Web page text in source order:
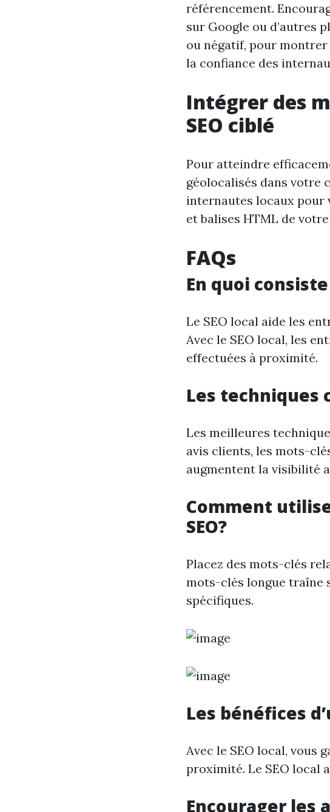
référencement.
sur Google ou d’autres
ou négatif, pour
la confiance des
Intégrer des
SEO ciblé
Pour atteindre
géolocalisés dans votre
internautes locaux pour
et balises HTML de
FAQs
En quoi consiste
Le SEO local aide les
Avec le SEO local, les
effectuées à proximité.
Les techniques
Les meilleures
avis clients, les mots-
augmentent la visibilité
Comment
SEO?
Placez des mots-clés
mots-clés longue traîne
spécifiques.
Les bénéfices
Avec le SEO local, vous
proximité. Le SEO local
Encourager les